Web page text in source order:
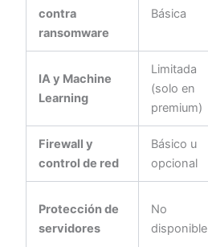
contra
ransomware
Básica
IA y Machine
Learning
Limitada
(solo en
premium)
Firewall y
control de red
Básico u
opcional
Protección de
servidores
No
disponible